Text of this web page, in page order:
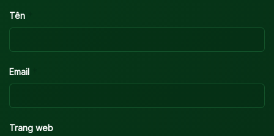
Tên
Email
Trang web